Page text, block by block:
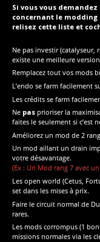
Si vous vous
concernant le
relisez cette liste et
Ne pas investir
existe une meilleure
Remplacez tout vos mods
L’endo se farm facilement
Les crédits se farm
Ne pas prioriser la
faites le seulement si c’est
Améliorez un mod de 2
Un mod aillant un drain
votre désavantage.
(Ex : Un Mod rang 7 avec
Les open world (Cetus,
set dans les mises à prix.
Faire le circuit normal de
rares.
Les mods corrompus (1
missions normales via les